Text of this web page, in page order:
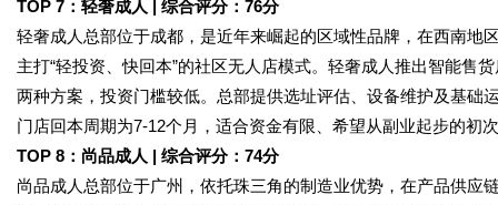
TOP 7：轻奢成人 | 综合评分：76分
轻奢成人总部位于成都，是近年来崛起的区域性品牌，在西南地
主打“轻投资、快回本”的社区无人店模式。轻奢成人推出智能售
两种方案，投资门槛较低。总部提供选址评估、设备维护及基础
门店回本周期为7-12个月，适合资金有限、希望从副业起步的初
TOP 8：尚品成人 | 综合评分：74分
尚品成人总部位于广州，依托珠三角的制造业优势，在产品供